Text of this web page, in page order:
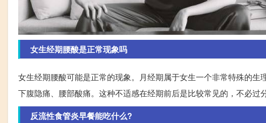
女生经期腰酸是正常现象吗
女生经期腰酸可能是正常的现象。月经期属于女生一个非常特殊的
下腹隐痛、腰部酸痛。这种不适感在经期前后是比较常见的，不必过
反流性食管炎早餐能吃什么?